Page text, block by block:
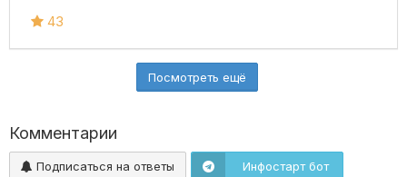
43
Посмотреть ещё
Комментарии
Подписаться на ответы Инфостарт бот